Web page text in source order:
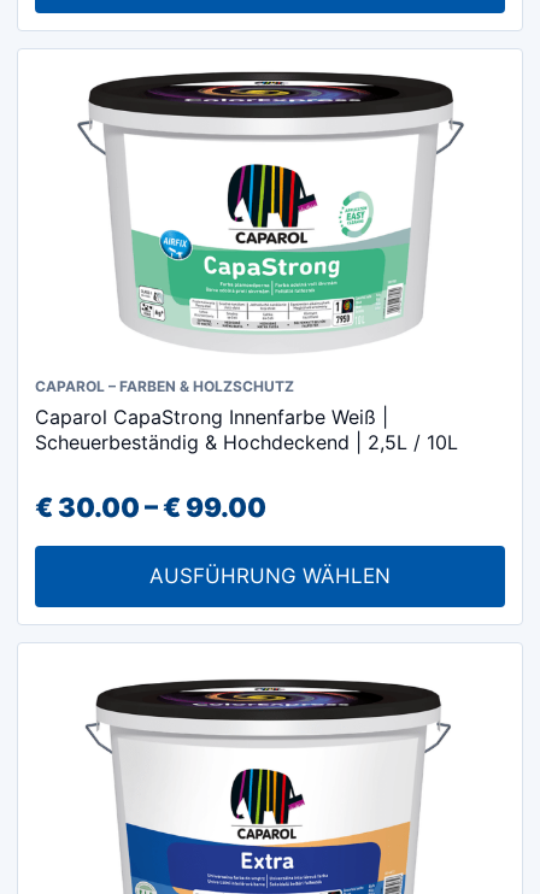
CAPAROL – FARBEN & HOLZSCHUTZ
Caparol CapaStrong Innenfarbe Weiß |
Scheuerbeständig & Hochdeckend | 2,5L / 10L
€30.00–€99.00
€ 30.00
bis
€ 99.00
AUSFÜHRUNG WÄHLEN
Dieses
Produkt
weist
Varianten
auf.
können
Produktseite